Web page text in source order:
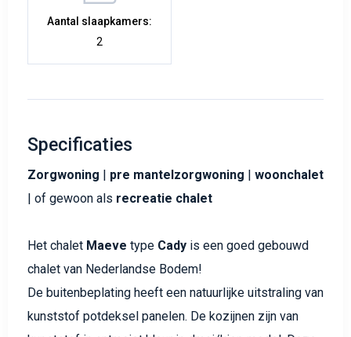
Aantal slaapkamers:
2
Specificaties
Zorgwoning | pre mantelzorgwoning | woonchalet
| of gewoon als recreatie chalet
Het chalet Maeve type Cady is een goed gebouwd
chalet van Nederlandse Bodem!
De buitenbeplating heeft een natuurlijke uitstraling van
kunststof potdeksel panelen. De kozijnen zijn van